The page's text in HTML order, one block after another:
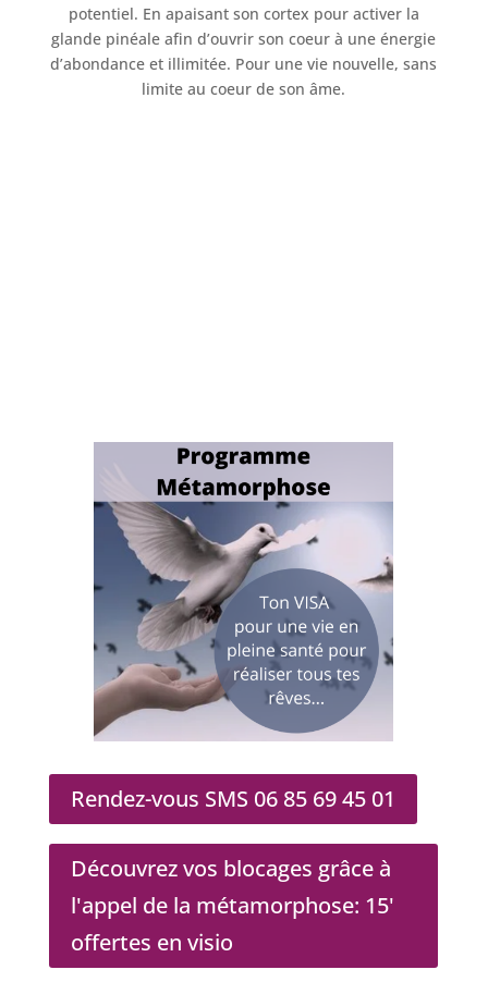
potentiel. En apaisant son cortex pour activer la
glande pinéale afin d’ouvrir son coeur à une énergie
d’abondance et illimitée. Pour une vie nouvelle, sans
limite au coeur de son âme.
Rendez-vous SMS 06 85 69 45 01
Découvrez vos blocages grâce à
l'appel de la métamorphose: 15'
offertes en visio